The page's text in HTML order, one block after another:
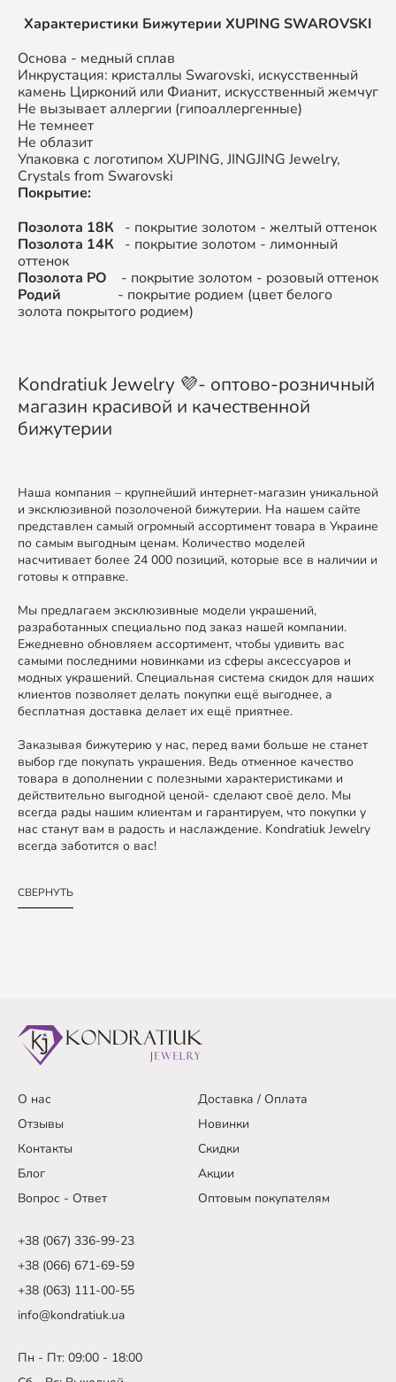
Характеристики Бижутерии XUPING SWAROVSKI
Основа - медный сплав
Инкрустация: кристаллы Swarovski, искусственный
камень Цирконий или Фианит, искусственный жемчуг
Не вызывает аллергии (гипоаллергенные)
Не темнеет
Не облазит
Упаковка с логотипом XUPING, JINGJING Jewelry,
Crystals from Swarovski
Покрытие:
Позолота 18К - покрытие золотом - желтый оттенок
Позолота 14К - покрытие золотом - лимонный
оттенок
Позолота РО
- покрытие золотом - розовый оттенок
Родий - покрытие родием (цвет белого
золота покрытого родием)
Kondratiuk Jewelry 💜- оптово-розничный
магазин красивой и качественной
бижутерии
Наша компания – крупнейший интернет-магазин уникальной
и эксклюзивной позолоченой бижутерии. На нашем сайте
представлен самый огромный ассортимент товара в Украине
по самым выгодным ценам. Количество моделей
насчитивает более 24 000 позиций, которые все в наличии и
готовы к отправке.
Мы предлагаем эксклюзивные модели украшений,
разработанных специально под заказ нашей компании.
Ежедневно обновляем ассортимент, чтобы удивить вас
самыми последними новинками из сферы аксессуаров и
модных украшений. Специальная система скидок для наших
клиентов позволяет делать покупки ещё выгоднее, а
бесплатная доставка делает их ещё приятнее.
Заказывая бижутерию у нас, перед вами больше не станет
выбор где покупать украшения. Ведь отменное качество
товара в дополнении с полезными характеристиками и
действительно выгодной ценой- сделают своё дело. Мы
всегда рады нашим клиентам и гарантируем, что покупки у
нас станут вам в радость и наслаждение. Kondratiuk Jewelry
всегда заботится о вас!
СВЕРНУТЬ
О нас
Доставка / Оплата
Отзывы
Новинки
Контакты
Скидки
Блог
Акции
Вопрос - Ответ
Оптовым покупателям
+38 (067) 336-99-23
+38 (066) 671-69-59
+38 (063) 111-00-55
info@kondratiuk.ua
Пн - Пт: 09:00 - 18:00